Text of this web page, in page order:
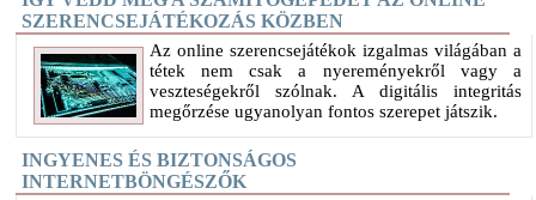
SZERENCSEJÁTÉKOZÁS KÖZBEN
Az online szerencsejátékok izgalmas világában a
tétek nem csak a nyereményekről vagy a
veszteségekről szólnak. A digitális integritás
megőrzése ugyanolyan fontos szerepet játszik.
INGYENES ÉS BIZTONSÁGOS
INTERNETBÖNGÉSZŐK